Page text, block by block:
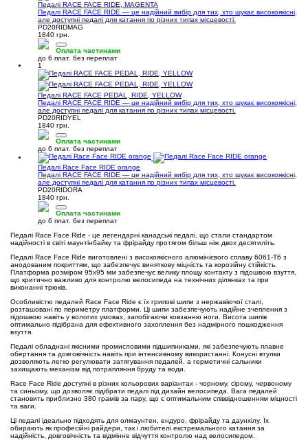
Педалі RACE FACE RIDE, MAGENTA
Педалі RACE FACE RIDE — це надійний вибір для тих, хто шукає високоякісні,
але доступні педалі для катання по різних типах місцевості.
PD20RIDMAG
1840 грн.
Оплата частинами
до 6 плат. без переплат
1
Педалі RACE FACE PEDAL, RIDE, YELLOW
Педалі RACE FACE RIDE — це надійний вибір для тих, хто шукає високоякісні,
але доступні педалі для катання по різних типах місцевості.
PD20RIDYEL
1840 грн.
Оплата частинами
до 6 плат. без переплат
Педалі Race Face RIDE orange
Педалі RACE FACE RIDE — це надійний вибір для тих, хто шукає високоякісні,
але доступні педалі для катання по різних типах місцевості.
PD20RIDORA
1840 грн.
Оплата частинами
до 6 плат. без переплат
Педалі Race Face Ride - це легендарні канадські педалі, що стали стандартом
надійності в світі маунтінбайку та фрірайду протягом більш ніж двох десятиліть.
Педалі Race Face Ride виготовлені з високоякісного алюмінієвого сплаву 6061-T6 з
анодованим покриттям, що забезпечує виняткову міцність та корозійну стійкість.
Платформа розміром 95x95 мм забезпечує велику площу контакту з підошвою взуття,
що критично важливо для контролю велосипеда на технічних ділянках та при
виконанні трюків.
Особливістю педалей Race Face Ride є їх грипові шипи з нержавіючої сталі,
розташовані по периметру платформи. Ці шипи забезпечують надійне зчеплення з
підошвою навіть у вологих умовах, запобігаючи ковзанню ноги. Висота шипів
оптимально підібрана для ефективного захоплення без надмірного пошкодження
взуття.
Педалі обладнані якісними промисловими підшипниками, які забезпечують плавне
обертання та довговічність навіть при інтенсивному використанні. Конусні втулки
дозволяють легко регулювати затягування педалей, а герметичні сальники
захищають механізм від потрапляння бруду та води.
Race Face Ride доступні в різних кольорових варіантах - чорному, сірому, червоному
та синьому, що дозволяє підібрати педалі під дизайн велосипеда. Вага педалей
становить приблизно 380 грамів за пару, що є оптимальним співвідношенням міцності
та ваги.
Ці педалі ідеально підходять для олмаунтен, ендуро, фрірайду та даунхілу. Їх
обирають як професійні райдери, так і любителі екстремального катання за
надійність, довговічність та відмінне відчуття контролю над велосипедом.